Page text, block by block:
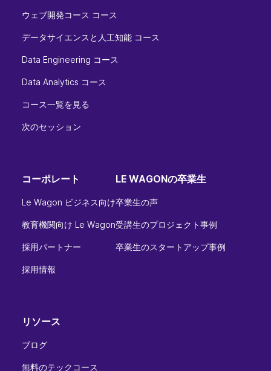
ウェブ開発コース コース
データサイエンスと人工知能 コース
Data Engineering コース
Data Analytics コース
コース一覧を見る
次のセッション
コーポレート
Le Wagon ビジネス向け
教育機関向け Le Wagon
採用パートナー
採用情報
LE WAGONの卒業生
卒業生の声
受講生のプロジェクト事例
卒業生のスタートアップ事例
リソース
ブログ
無料のテックコース